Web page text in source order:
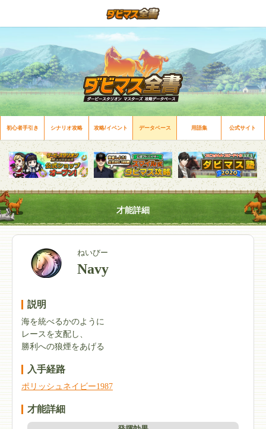
初心者手引き シナリオ攻略 攻略/イベント データベース 用語集 公式サイト
才能詳細
ねいびー
Navy
説明
海を統べるかのように
レースを支配し、
勝利への狼煙をあげる
入手経路
ポリッシュネイビー1987
才能詳細